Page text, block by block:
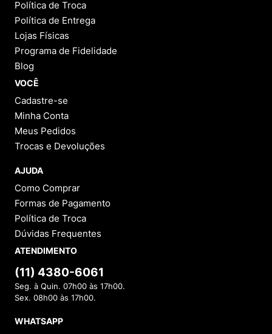
Política de Troca
Política de Entrega
Lojas Físicas
Programa de Fidelidade
Blog
VOCÊ
Cadastre-se
Minha Conta
Meus Pedidos
Trocas e Devoluções
AJUDA
Como Comprar
Formas de Pagamento
Política de Troca
Dúvidas Frequentes
ATENDIMENTO
(11) 4380-6061
Seg. à Quin. 07h00 às 17h00.
Sex. 08h00 às 17h00.
WHATSAPP